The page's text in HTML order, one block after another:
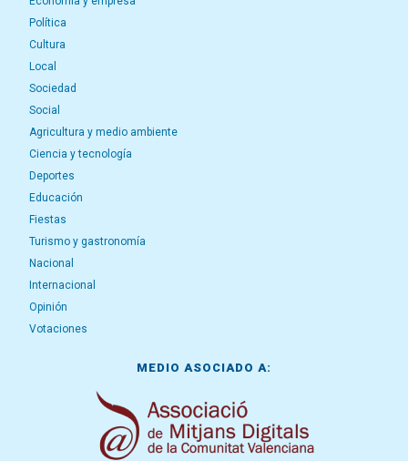
Política
Cultura
Local
Sociedad
Social
Agricultura y medio ambiente
Ciencia y tecnología
Deportes
Educación
Fiestas
Turismo y gastronomía
Nacional
Internacional
Opinión
Votaciones
MEDIO ASOCIADO A: